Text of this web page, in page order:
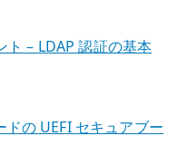
ト – LDAP 認証の基本
の UEFI セキュアブー